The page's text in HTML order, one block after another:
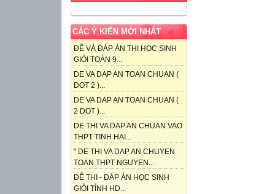
CÁC Ý KIẾN MỚI NHẤT
ĐỀ VÀ ĐÁP ÁN THI HỌC SINH
GIỎI TOÁN 9...
DE VA DAP AN TOAN CHUAN (
DOT 2 )...
DE VA DAP AN TOAN CHUAN (
2 DOT )...
DE THI VA DAP AN CHUAN VAO
THPT TINH HAI...
" DE THI VA DAP AN CHUYEN
TOAN THPT NGUYEN...
ĐỀ THI - ĐÁP ÁN HỌC SINH
GIỎI TỈNH HD...